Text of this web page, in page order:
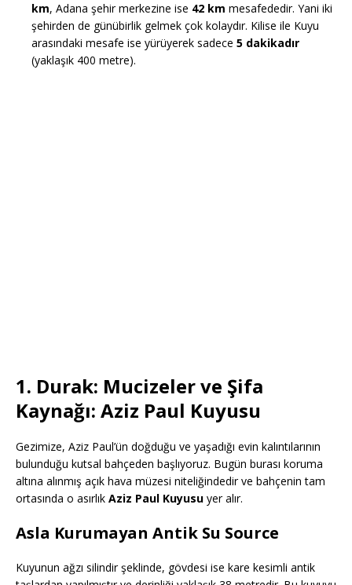
km, Adana şehir merkezine ise 42 km mesafededir. Yani iki
şehirden de günübirlik gelmek çok kolaydır. Kilise ile Kuyu
arasındaki mesafe ise yürüyerek sadece 5 dakikadır
(yaklaşık 400 metre).
1. Durak: Mucizeler ve Şifa
Kaynağı: Aziz Paul Kuyusu
Gezimize, Aziz Paul’ün doğduğu ve yaşadığı evin kalıntılarının
bulunduğu kutsal bahçeden başlıyoruz. Bugün burası koruma
altına alınmış açık hava müzesi niteliğindedir ve bahçenin tam
ortasında o asırlık Aziz Paul Kuyusu yer alır.
Asla Kurumayan Antik Su Source
Kuyunun ağzı silindir şeklinde, gövdesi ise kare kesimli antik